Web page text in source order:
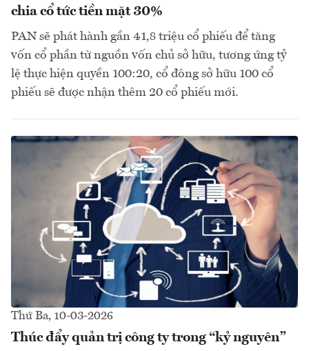
chia cổ tức tiền mặt 30%
PAN sẽ phát hành gần 41,8 triệu cổ phiếu để tăng
vốn cổ phần từ nguồn vốn chủ sở hữu, tương ứng tỷ
lệ thực hiện quyền 100:20, cổ đông sở hữu 100 cổ
phiếu sẽ được nhận thêm 20 cổ phiếu mới.
Thứ Ba, 10-03-2026
Thúc đẩy quản trị công ty trong “kỷ nguyên”